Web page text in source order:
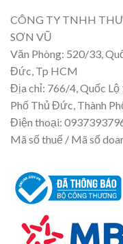
CÔNG TY TNHH
SƠN VŨ
Văn Phòng: 520/33,
Đức, Tp HCM
Địa chỉ: 766/4, Quốc
Phố Thủ Đức, Thành
Điện thoại:
Mã số thuế / Mã số